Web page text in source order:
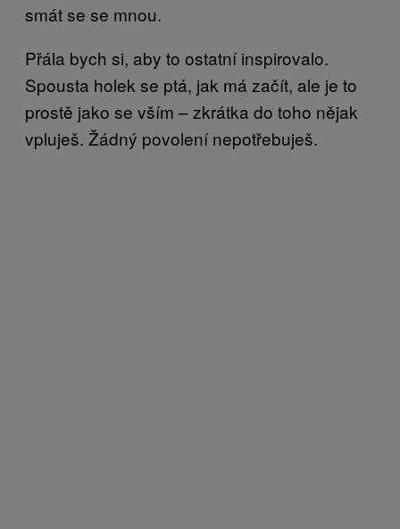
smát se se mnou.
Přála bych si, aby to ostatní inspirovalo.
Spousta holek se ptá, jak má začít, ale je to
prostě jako se vším – zkrátka do toho nějak
vpluješ. Žádný povolení nepotřebuješ.